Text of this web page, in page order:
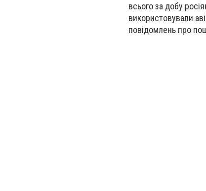
всього за добу
використовували
повідомлень про